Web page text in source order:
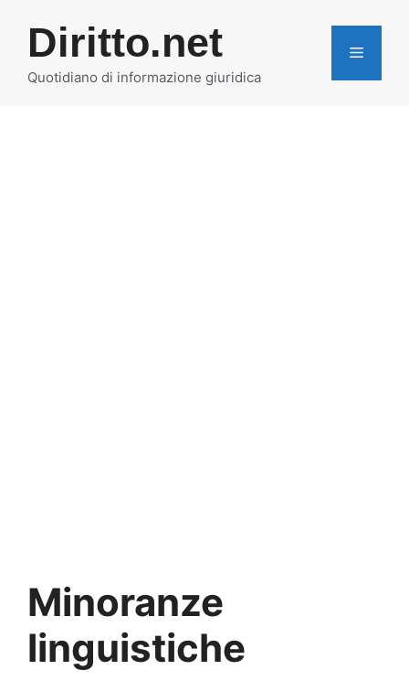
contenuto
Diritto.net
Quotidiano di informazione giuridica
MENU
Minoranze
linguistiche